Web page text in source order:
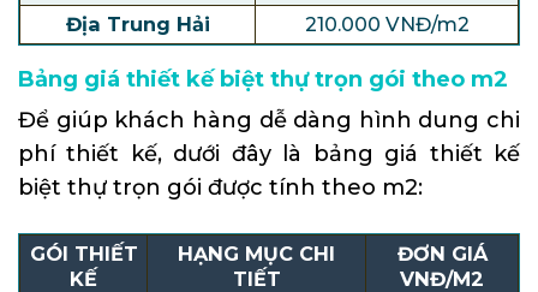
Địa Trung Hải
210.000 VNĐ/m2
Bảng giá thiết kế biệt thự trọn gói theo m2
Để giúp khách hàng dễ dàng hình dung chi
phí thiết kế, dưới đây là bảng giá thiết kế
biệt thự trọn gói được tính theo m2:
GÓI THIẾT
KẾ
HẠNG MỤC CHI
TIẾT
ĐƠN GIÁ
VNĐ/M2